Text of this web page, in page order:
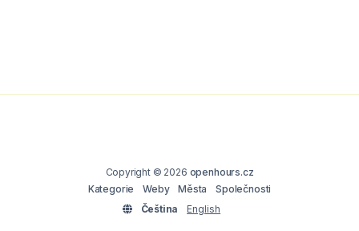
Copyright © 2026 openhours.cz
Kategorie
Weby Města
Společnosti
Čeština
English